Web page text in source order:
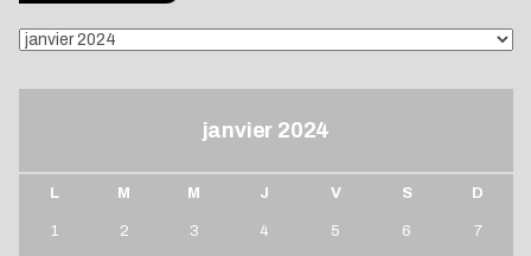
ARCHIVES
janvier 2024
L M M J V S D
1 2 3 4 5 6 7